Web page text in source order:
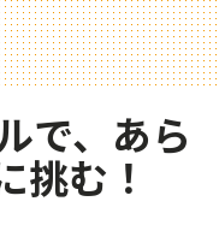
で、あら
挑む！